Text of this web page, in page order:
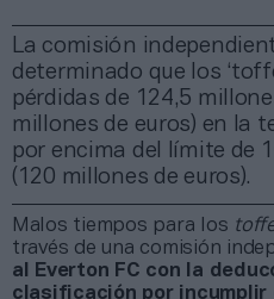
La comisión
determinado que los
pérdidas de 124,5
millones de euros) en la
por encima del límite de
(120 millones de euros).
Malos tiempos para los
través de una comisión
al Everton FC con la
clasificación por incumplir